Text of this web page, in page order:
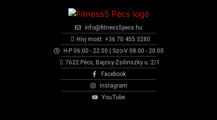
info@fitness5pecs.hu
Hívj most: +36 70 455 3280
H-P 06:00 - 22:00 | Szo-V 08:00 - 20:00
7622 Pécs, Bajcsy-Zsilinszky u. 2/1.
Facebook
Instagram
YouTube